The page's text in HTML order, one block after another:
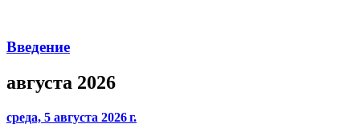
Введение
августа 2026
среда, 5 августа 2026 г.